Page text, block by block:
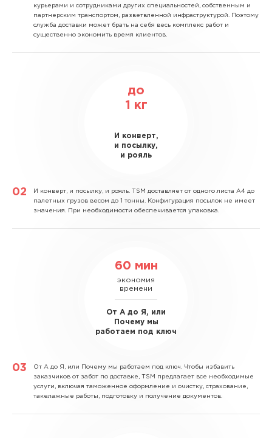
курьерами и сотрудниками других специальностей, собственным и
партнерским транспортом, разветвленной инфраструктурой. Поэтому
служба доставки может брать на себя весь комплекс работ и
существенно экономить время клиентов.
до
1
кг
И конверт,
и посылку,
и рояль
И конверт, и посылку, и рояль. TSM доставляет от одного листа А4 до
палетных грузов весом до 1 тонны. Конфигурация посылок не имеет
значения. При необходимости обеспечивается упаковка.
60 мин
экономия
времени
От А до Я, или
Почему мы
работаем под ключ
От А до Я, или Почему мы работаем под ключ. Чтобы избавить
заказчиков от забот по доставке, TSM предлагает все необходимые
услуги, включая таможенное оформление и очистку, страхование,
такелажные работы, подготовку и получение документов.